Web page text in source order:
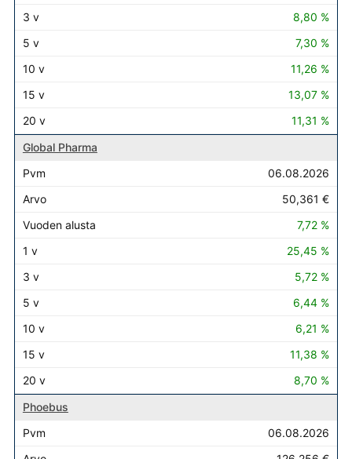
8,80 %
7,30 %
11,26 %
13,07 %
11,31 %
Global Pharma
06.08.2026
50,361 €
7,72 %
25,45 %
5,72 %
6,44 %
6,21 %
11,38 %
8,70 %
Phoebus
06.08.2026